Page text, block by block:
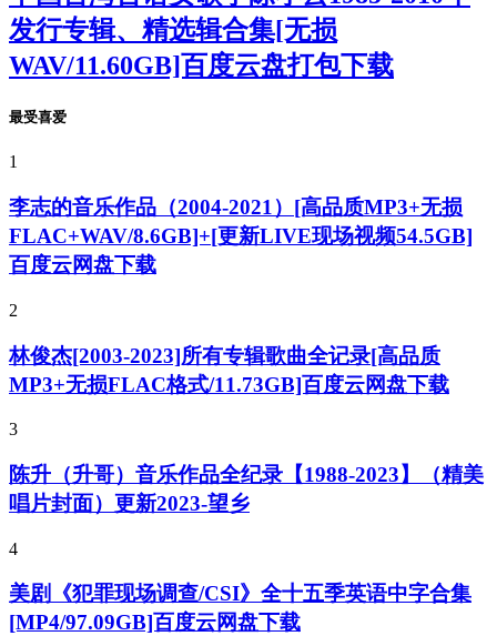
发行专辑、精选辑合集[无损
WAV/11.60GB]百度云盘打包下载
最受喜爱
1
李志的音乐作品（2004-2021）[高品质MP3+无损
FLAC+WAV/8.6GB]+[更新LIVE现场视频54.5GB]
百度云网盘下载
2
林俊杰[2003-2023]所有专辑歌曲全记录[高品质
MP3+无损FLAC格式/11.73GB]百度云网盘下载
3
陈升（升哥）音乐作品全纪录【1988-2023】（精美
唱片封面）更新2023-望乡
4
美剧《犯罪现场调查/CSI》全十五季英语中字合集
[MP4/97.09GB]百度云网盘下载